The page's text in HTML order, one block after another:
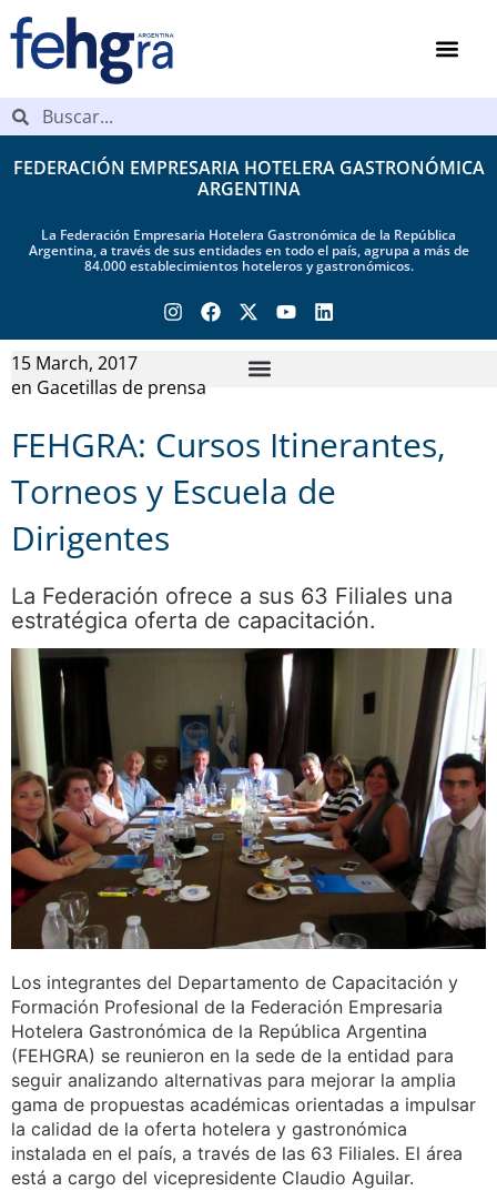
FEDERACIÓN EMPRESARIA HOTELERA GASTRONÓMICA
ARGENTINA
La Federación Empresaria Hotelera Gastronómica de la República
Argentina, a través de sus entidades en todo el país, agrupa a más de
84.000 establecimientos hoteleros y gastronómicos.
15 March, 2017
en Gacetillas de prensa
FEHGRA: Cursos Itinerantes,
Torneos y Escuela de
Dirigentes
La Federación ofrece a sus 63 Filiales una
estratégica oferta de capacitación.
Los integrantes del Departamento de Capacitación y
Formación Profesional de la Federación Empresaria
Hotelera Gastronómica de la República Argentina
(FEHGRA) se reunieron en la sede de la entidad para
seguir analizando alternativas para mejorar la amplia
gama de propuestas académicas orientadas a impulsar
la calidad de la oferta hotelera y gastronómica
instalada en el país, a través de las 63 Filiales. El área
está a cargo del vicepresidente Claudio Aguilar.